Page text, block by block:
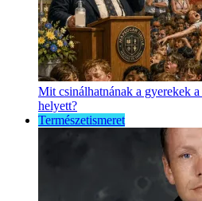
Mit csinálhatnának a gyerekek
helyett?
Természetismeret